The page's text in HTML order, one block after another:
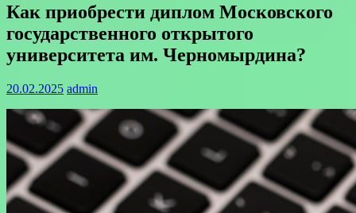
Как приобрести диплом Московского
государственного открытого
университета им. Черномырдина?
20.02.2025 admin